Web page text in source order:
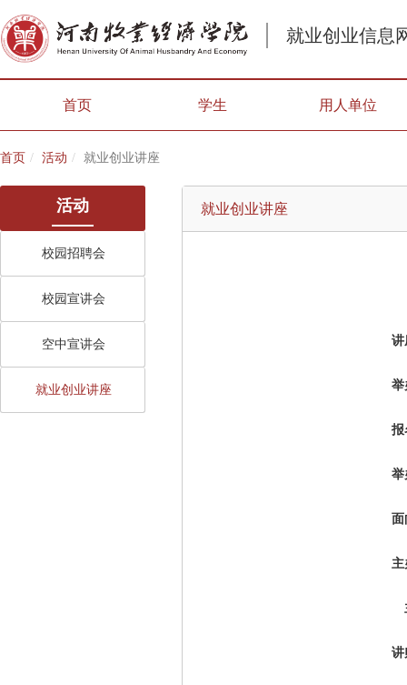
就业创业信息
首页 学生 用人单位
首页 活动 就业创业讲座
活动
校园招聘会
校园宣讲会
空中宣讲会
就业创业讲座
就业创业讲座
讲
举
报
举
主
讲